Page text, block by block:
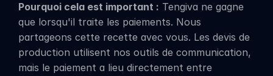
Pourquoi cela est important : Tengiva ne gagne
que lorsqu'il traite les paiements. Nous
partageons cette recette avec vous. Les devis de
production utilisent nos outils de communication,
mais le paiement a lieu directement entre